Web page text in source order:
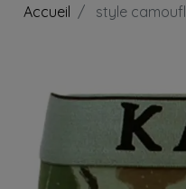
Accueil style